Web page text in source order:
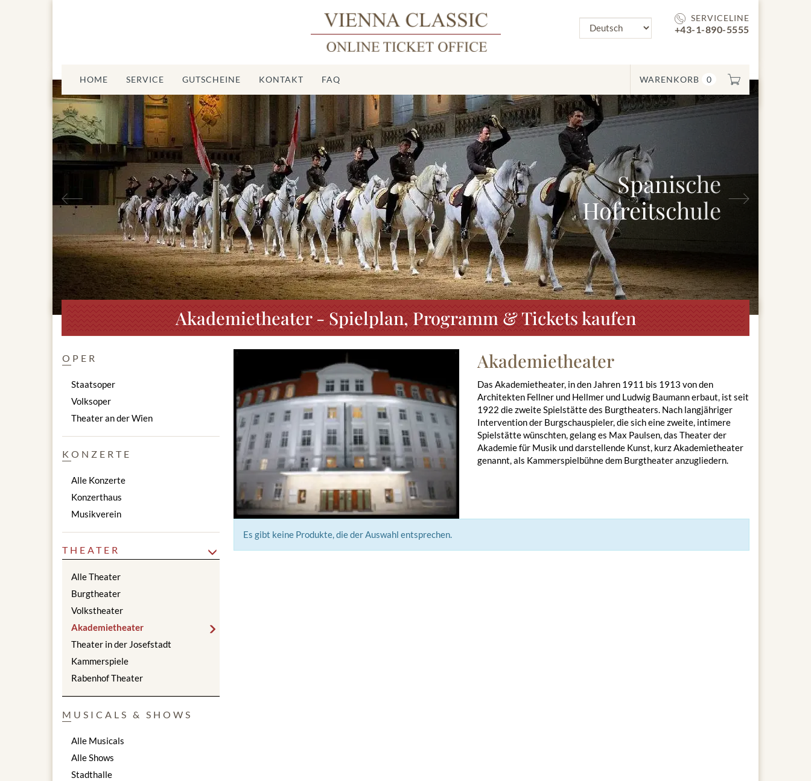
SERVICELINE
+43-1-890-5555
WARENKORB 0
HOME SERVICE GUTSCHEINE KONTAKT FAQ
Spanische
Hofreitschule
Vorheriges
Akademietheater - Spielplan, Programm & Tickets kaufen
Akademietheater
Das Akademietheater, in den Jahren 1911 bis 1913 von den
Architekten Fellner und Hellmer und Ludwig Baumann erbaut, ist seit
1922 die zweite Spielstätte des Burgtheaters. Nach langjähriger
Intervention der Burgschauspieler, die sich eine zweite, intimere
Spielstätte wünschten, gelang es Max Paulsen, das Theater der
Akademie für Musik und darstellende Kunst, kurz Akademietheater
genannt, als Kammerspielbühne dem Burgtheater anzugliedern.
Es gibt keine Produkte, die der Auswahl entsprechen.
OPER
Staatsoper
Volksoper
Theater an der Wien
KONZERTE
Alle Konzerte
Konzerthaus
Musikverein
THEATER
Alle Theater
Burgtheater
Volkstheater
Akademietheater
Theater in der Josefstadt
Kammerspiele
Rabenhof Theater
MUSICALS & SHOWS
Alle Musicals
Alle Shows
Stadthalle